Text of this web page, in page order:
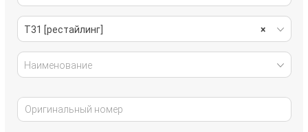
трансмиссия ×
T31 [рестайлинг]
Наименование